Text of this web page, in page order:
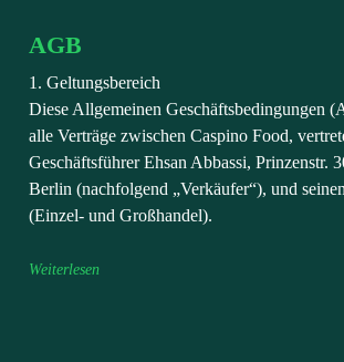
AGB
1. Geltungsbereich
Diese Allgemeinen Geschäftsbedingungen
alle Verträge zwischen Caspino Food,
Geschäftsführer Ehsan Abbassi, Prinzenstr.
Berlin (nachfolgend „Verkäufer“), und
(Einzel- und Großhandel).
Weiterlesen